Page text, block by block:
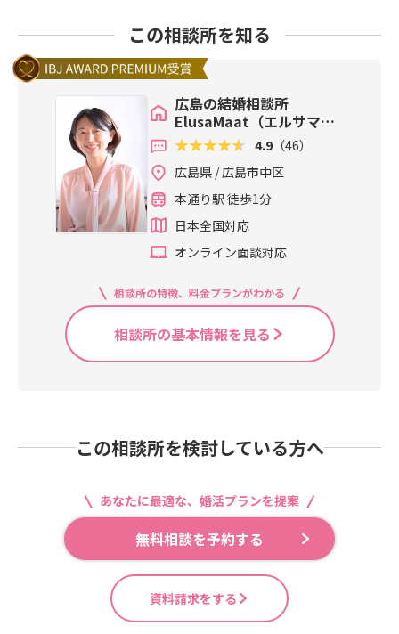
この相談所を知る
広島の結婚相談所
ElusaMaat（エルサマア
ト）
4.9 （46）
広島県 / 広島市中区
本通り駅 徒歩1分
日本全国対応
オンライン面談対応
相談所の特徴、料金プランがわかる
相談所の基本情報を見る
この相談所を検討している方へ
あなたに最適な、婚活プランを提案
無料相談を予約する
資料請求をする